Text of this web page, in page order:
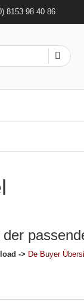
8153 98 40 86
-> De Buyer